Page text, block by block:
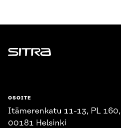
Sitra
OSOITE
Itämerenkatu 11-13, PL 160,
00181 Helsinki